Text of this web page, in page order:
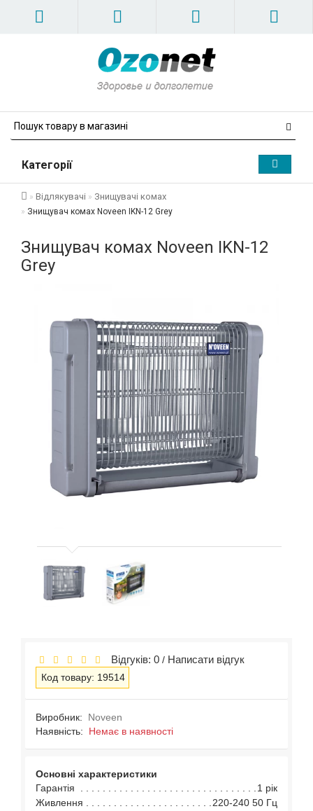
Категорії
Відлякувачі Знищувачі комах
Знищувач комах Noveen IKN-12 Grey
Знищувач комах Noveen IKN-12
Grey
Відгуків: 0 / Написати відгук
Код товару: 19514
Виробник:
Noveen
Наявність: Немає в наявності
Основні характеристики
Гарантія
1 рік
Живлення
220-240 50 Гц